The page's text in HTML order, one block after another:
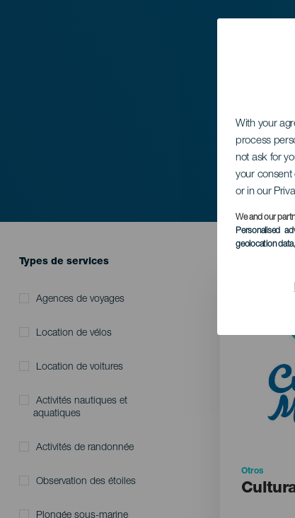
With your
process
not ask for
your consent
or in our
We and our
Personalised
geolocation
HIC SERVICES DIRECTORY FORM
Types de services
Agences de voyages
Location de vélos
Location de voitures
Activités nautiques et
aquatiques
Activités de randonnée
Observation des étoiles
Plongée sous-marine
Otros